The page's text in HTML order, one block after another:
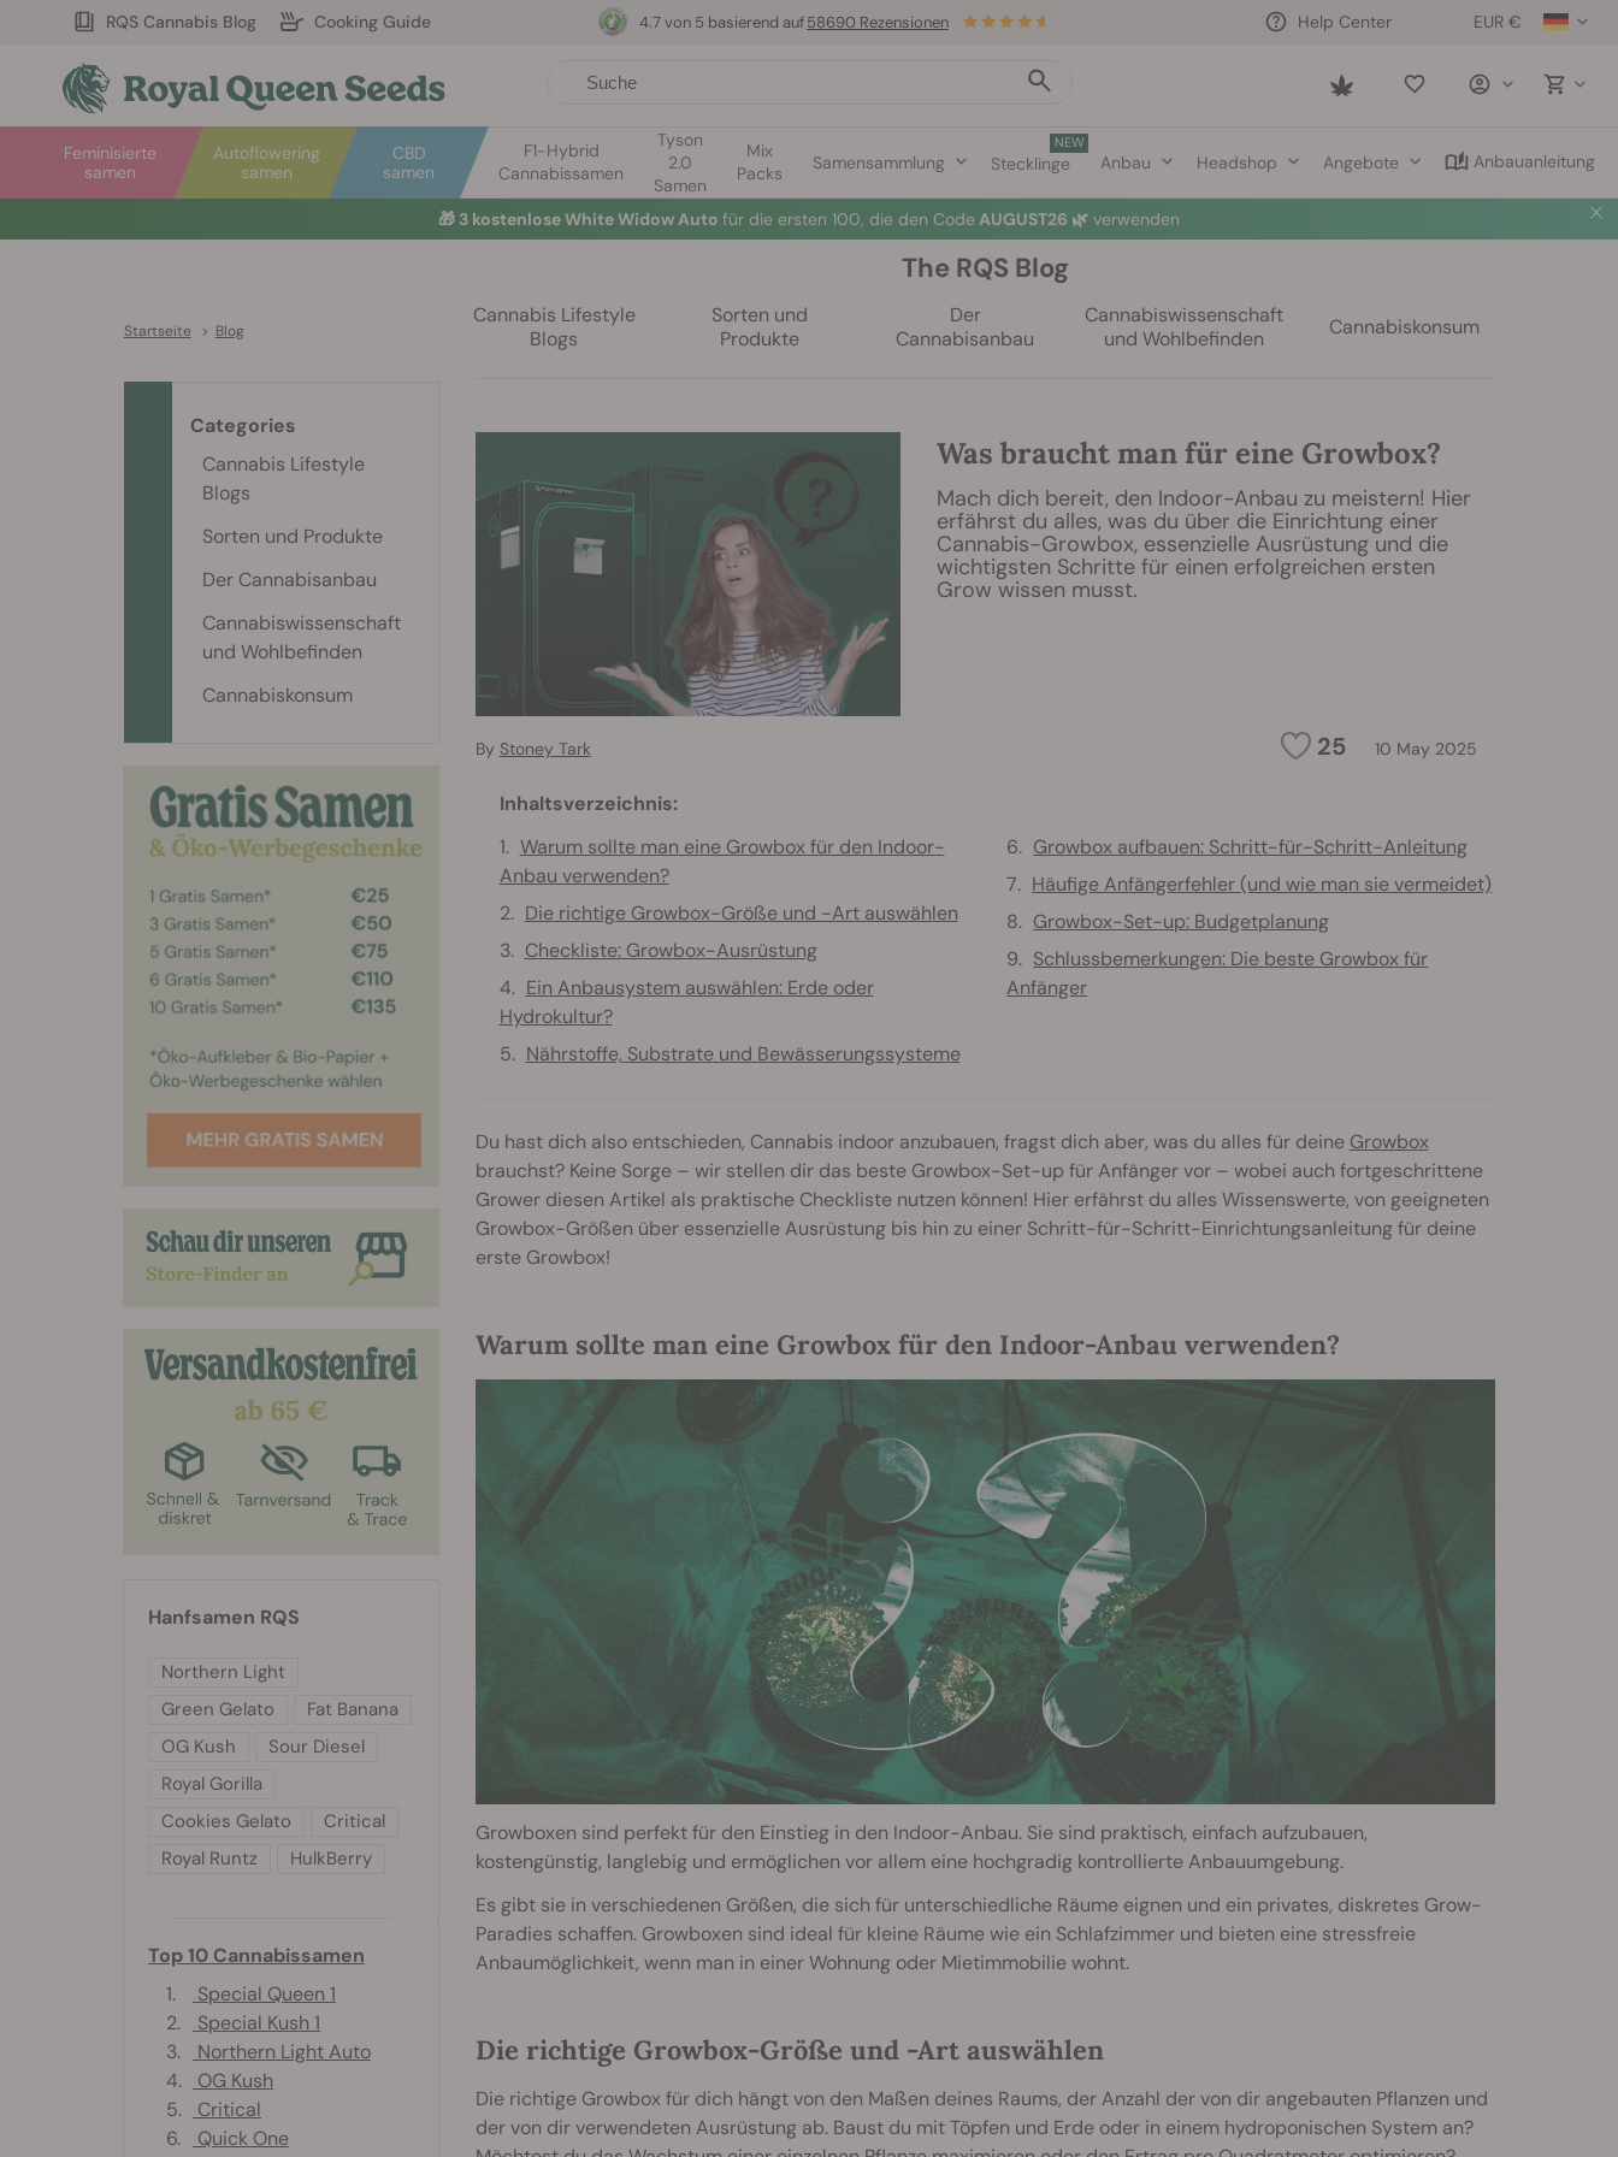
RQS Cannabis Blog Cooking Guide EUR €
Help Center
Saved
Autoflowering
samen
Feminisierte
samen
CBD
samen
F1-Hybrid
Cannabissamen
Tyson
2.0
Samen
Mix
Packs
Samensammlung
NEW
Stecklinge Anbau Headshop Angebote Anbauanleitung
4.7 von 5 basierend auf58690 Rezensionen
🎁 3 kostenlose White Widow Auto für die ersten 100, die den Code AUGUST26 🌿 verwenden
Startseite > Blog
The RQS Blog
Cannabis Lifestyle
Blogs
Sorten und
Produkte
Der
Cannabisanbau
Cannabiswissenschaft
und Wohlbefinden
Cannabiskonsum
Was braucht man für eine Growbox?
Mach dich bereit, den Indoor-Anbau zu meistern! Hier
erfährst du alles, was du über die Einrichtung einer
Cannabis-Growbox, essenzielle Ausrüstung und die
wichtigsten Schritte für einen erfolgreichen ersten
Grow wissen musst.
25 10 May 2025
By Stoney Tark
Inhaltsverzeichnis:
Warum sollte man eine Growbox für den Indoor-
Anbau verwenden?
Die richtige Growbox-Größe und -Art auswählen
Checkliste: Growbox-Ausrüstung
Ein Anbausystem auswählen: Erde oder
Hydrokultur?
Nährstoffe, Substrate und Bewässerungssysteme
Growbox aufbauen: Schritt-für-Schritt-Anleitung
Häufige Anfängerfehler (und wie man sie vermeidet)
Growbox-Set-up: Budgetplanung
Schlussbemerkungen: Die beste Growbox für
Anfänger
Du hast dich also entschieden, Cannabis indoor anzubauen, fragst dich aber, was du alles für deine Growbox
brauchst? Keine Sorge – wir stellen dir das beste Growbox-Set-up für Anfänger vor – wobei auch fortgeschrittene
Grower diesen Artikel als praktische Checkliste nutzen können! Hier erfährst du alles Wissenswerte, von geeigneten
Growbox-Größen über essenzielle Ausrüstung bis hin zu einer Schritt-für-Schritt-Einrichtungsanleitung für deine
erste Growbox!
Warum sollte man eine Growbox für den Indoor-Anbau verwenden?
Growboxen sind perfekt für den Einstieg in den Indoor-Anbau. Sie sind praktisch, einfach aufzubauen,
kostengünstig, langlebig und ermöglichen vor allem eine hochgradig kontrollierte Anbauumgebung.
Es gibt sie in verschiedenen Größen, die sich für unterschiedliche Räume eignen und ein privates, diskretes Grow-
Paradies schaffen. Growboxen sind ideal für kleine Räume wie ein Schlafzimmer und bieten eine stressfreie
Anbaumöglichkeit, wenn man in einer Wohnung oder Mietimmobilie wohnt.
Die richtige Growbox-Größe und -Art auswählen
Die richtige Growbox für dich hängt von den Maßen deines Raums, der Anzahl der von dir angebauten Pflanzen und
der von dir verwendeten Ausrüstung ab. Baust du mit Töpfen und Erde oder in einem hydroponischen System an?
Categories
Cannabis Lifestyle
Blogs
Sorten und Produkte
Der Cannabisanbau
Cannabiswissenschaft
und Wohlbefinden
Cannabiskonsum
Hanfsamen RQS
Northern Light
Green Gelato
Fat Banana
OG Kush
Sour Diesel
Royal Gorilla
Cookies Gelato
Critical
Royal Runtz
HulkBerry
Top 10 Cannabissamen
1.
Special Queen 1
2.
Special Kush 1
3.
Northern Light Auto
4.
OG Kush
5.
Critical
6.
Quick One